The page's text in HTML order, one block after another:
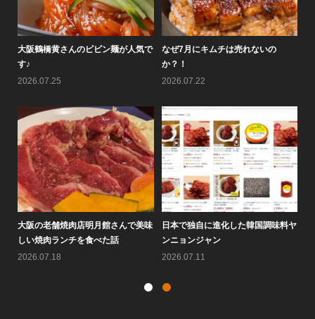
テレビ山口の情報番組「ｍｉｘミッ
クス」で黄さんの梅干しキムチ...
2026.08.09
くすんだ後継ぎメンバーで奈良県工
場見学ツアー！！
2026.08.09
情報バラエティ番組「せやねん！」
のメチャ売れ！！のコーナーで...
2026.08.05
黄（ファン）倶楽部通信2026年8月
号を作りました♪
2026.08.01